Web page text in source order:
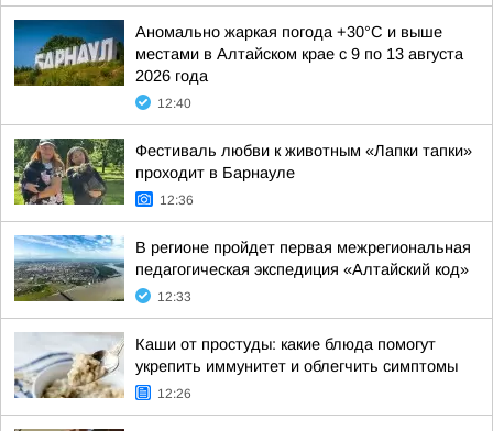
Аномально жаркая погода +30°С и выше
местами в Алтайском крае с 9 по 13 августа
2026 года
12:40
Фестиваль любви к животным «Лапки тапки»
проходит в Барнауле
12:36
В регионе пройдет первая межрегиональная
педагогическая экспедиция «Алтайский код»
12:33
Каши от простуды: какие блюда помогут
укрепить иммунитет и облегчить симптомы
12:26